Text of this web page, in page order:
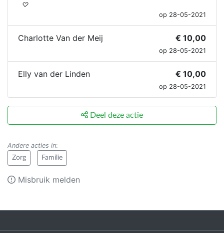
♡
op 28-05-2021
Charlotte Van der Meij € 10,00
op 28-05-2021
Elly van der Linden € 10,00
op 28-05-2021
Deel deze actie
Andere acties in:
Zorg Familie
Misbruik melden